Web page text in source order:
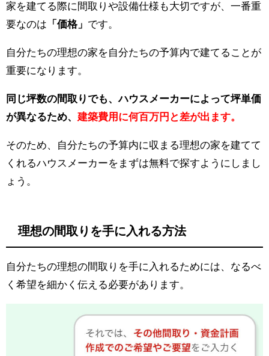
家を建てる際に間取りや設備仕様も大切ですが、一番重
要なのは 「価格」 です。
自分たちの理想の家を自分たちの予算内で建てることが
重要になります。
同じ坪数の間取りでも、ハウスメーカーによって坪単価
が異なるため、 建築費用に何百万円と差が出ます。
そのため、自分たちの予算内に収まる理想の家を建てて
くれるハウスメーカーをまずは無料で探すようにしまし
ょう。
理想の間取りを手に入れる方法
自分たちの理想の間取りを手に入れるためには、なるべ
く希望を細かく伝える必要があります。